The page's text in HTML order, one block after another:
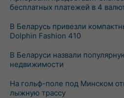
бесплатных платежей в 4
В Беларусь привезли
Dolphin Fashion 410
В Беларуси назвали
недвижимости
На гольф-поле под Минском
лыжную трассу